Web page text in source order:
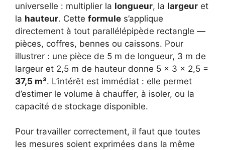
universelle : multiplier la longueur, la largeur et
la hauteur. Cette formule s’applique
directement à tout parallélépipède rectangle —
pièces, coffres, bennes ou caissons. Pour
illustrer : une pièce de 5 m de longueur, 3 m de
largeur et 2,5 m de hauteur donne 5 × 3 × 2,5 =
37,5 m³. L’intérêt est immédiat : elle permet
d’estimer le volume à chauffer, à isoler, ou la
capacité de stockage disponible.
Pour travailler correctement, il faut que toutes
les mesures soient exprimées dans la même